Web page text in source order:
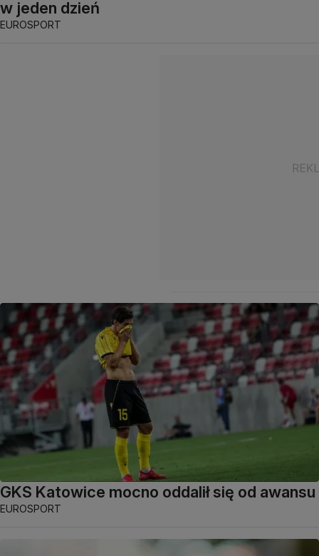
w jeden dzień
EUROSPORT
GKS Katowice mocno oddalił się od awansu
EUROSPORT